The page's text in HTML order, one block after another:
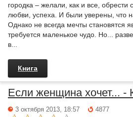
городка – желали, как и все, обрести
любви, успеха. И были уверены, что
Однако не всегда мечты становятся
требуется маленькое чудо. Но...
в...
Книга
Если женщина хочет... -
3 октября 2013, 18:57 4877